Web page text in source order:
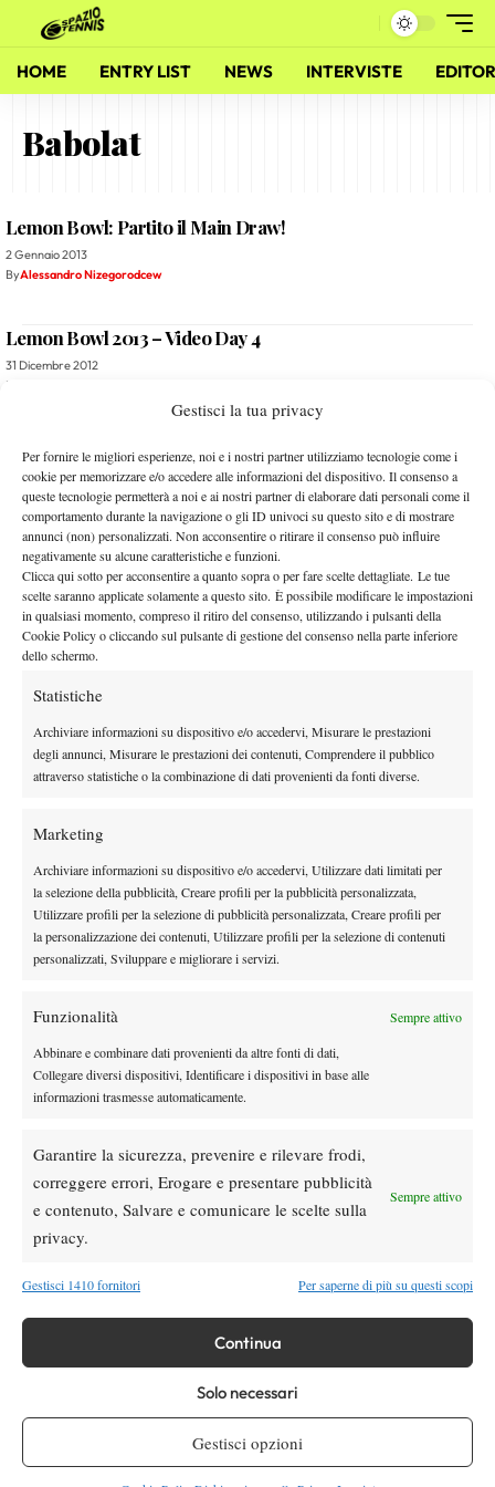
Gestisci la tua privacy
Per fornire le migliori esperienze, noi e i nostri partner utilizziamo tecnologie come i
cookie per memorizzare e/o accedere alle informazioni del dispositivo. Il consenso a
queste tecnologie permetterà a noi e ai nostri partner di elaborare dati personali come il
comportamento durante la navigazione o gli ID univoci su questo sito e di mostrare
annunci (non) personalizzati. Non acconsentire o ritirare il consenso può influire
negativamente su alcune caratteristiche e funzioni.
Clicca qui sotto per acconsentire a quanto sopra o per fare scelte dettagliate. Le tue
scelte saranno applicate solamente a questo sito. È possibile modificare le impostazioni
in qualsiasi momento, compreso il ritiro del consenso, utilizzando i pulsanti della
Cookie Policy o cliccando sul pulsante di gestione del consenso nella parte inferiore
dello schermo.
Statistiche
Archiviare informazioni su dispositivo e/o accedervi, Misurare le prestazioni
degli annunci, Misurare le prestazioni dei contenuti, Comprendere il pubblico
attraverso statistiche o la combinazione di dati provenienti da fonti diverse.
Marketing
Archiviare informazioni su dispositivo e/o accedervi, Utilizzare dati limitati per
la selezione della pubblicità, Creare profili per la pubblicità personalizzata,
Utilizzare profili per la selezione di pubblicità personalizzata, Creare profili per
la personalizzazione dei contenuti, Utilizzare profili per la selezione di contenuti
personalizzati, Sviluppare e migliorare i servizi.
Funzionalità Sempre attivo
Abbinare e combinare dati provenienti da altre fonti di dati,
Collegare diversi dispositivi, Identificare i dispositivi in base alle
informazioni trasmesse automaticamente.
Garantire la sicurezza, prevenire e rilevare frodi,
correggere errori, Erogare e presentare pubblicità
e contenuto, Salvare e comunicare le scelte sulla
privacy.
Sempre attivo
Gestisci 1410 fornitori Per saperne di più su questi scopi
Continua
Solo necessari
Gestisci opzioni
HOME ENTRY LIST NEWS INTERVISTE
Babolat
Lemon Bowl: Partito il Main Draw!
2 Gennaio 2013
ByAlessandro Nizegorodcew
Lemon Bowl 2013 – Video Day 4
31 Dicembre 2012
By
Lemon Bowl: “Quali” all’ultimo atto…
30 Dicembre 2012
Alessandro Nizegorodcew
Lemon Bowl 2013 – Video Day 3
30 Dicembre 2012
Alessandro Nizegorodcew
Instagram
Testata giornalisticaSpazio Tennisregistrata Aut-Trib Milano n°
10268 del 15/09/2025
Direttore Responsabile: Alessandro Nizegorodcew
HOME
WTA
CHALLENGER